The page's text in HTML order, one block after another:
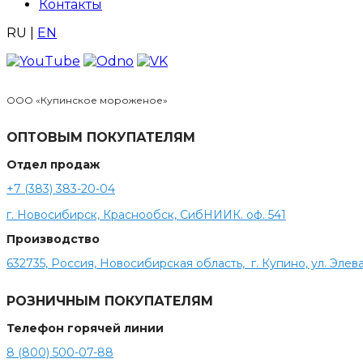
Контакты
RU
EN
ООО «Купинское мороженое»
ОПТОВЫМ ПОКУПАТЕЛЯМ
Отдел продаж
+7 (383) 383-20-04
г. Новосибирск, Краснообск, СибНИИК. оф. 541
Производство
632735, Россия, Новосибирская область, г. Купино, ул.
РОЗНИЧНЫМ ПОКУПАТЕЛЯМ
Телефон горячей линии
8 (800) 500-07-88